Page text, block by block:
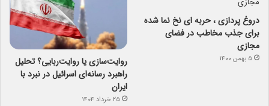
دروغ پردازی ، حربه ای نخ نما شده
برای جذب مخاطب در فضای
مجازی
۵ بهمن ۱۴۰۰
روایت‌سازی یا روایت‌ربایی؟ تحلیل
راهبرد رسانه‌ای اسرائیل در نبرد با
ایران
۲۵ خرداد ۱۴۰۴